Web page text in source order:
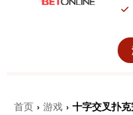
首页 › 游戏 › 十字交叉扑